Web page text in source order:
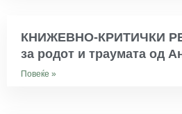
КНИЖЕВНО-КРИТИЧКИ
за родот и траумата од
Повеќе »